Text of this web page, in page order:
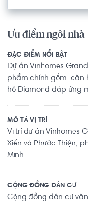
Ưu điểm ngôi nhà
ĐẶC ĐIỂM NỔI BẬT
Dự án Vinhomes
phẩm chính gồm: căn
hộ Diamond đáp ứng
MÔ TẢ VỊ TRÍ
Vị trí dự án Vinhomes
Xiển và Phước Thiện,
Minh.
CỘNG ĐỒNG DÂN CƯ
Cộng đồng dân cư